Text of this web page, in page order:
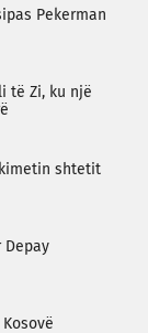
Pekerman
të Zi, ku një
kimetin shtetit
Depay